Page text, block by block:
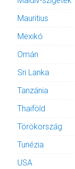
Mauritius
Mexikó
Omán
Sri Lanka
Tanzánia
Thaiföld
Törökország
Tunézia
USA